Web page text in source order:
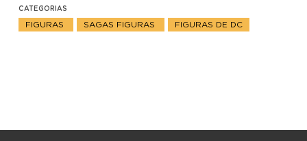
CATEGORIAS
FIGURAS SAGAS FIGURAS FIGURAS DE DC